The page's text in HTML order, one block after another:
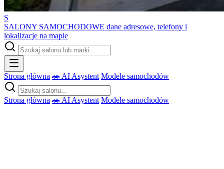
S
SALONY SAMOCHODOWE dane adresowe, telefony i
lokalizacje na mapie
Strona główna 🚗 AI Asystent Modele samochodów
Strona główna 🚗 AI Asystent Modele samochodów